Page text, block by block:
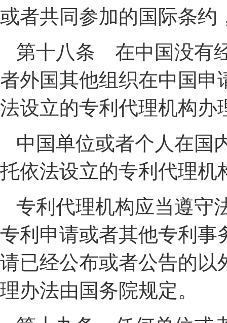
或者共同参加的国际条约
第十八条 在中国没有
者外国其他组织在中国申
法设立的专利代理机构办
中国单位或者个人在国
托依法设立的专利代理机
专利代理机构应当遵守
专利申请或者其他专利事
请已经公布或者公告的以
理办法由国务院规定。